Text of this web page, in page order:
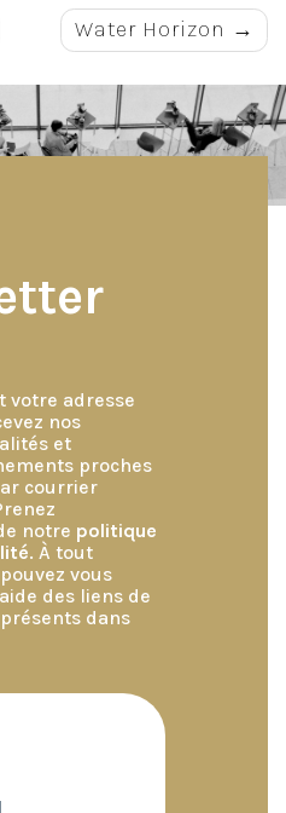
Water Horizon
votre adresse
nos
et
proches
courrier
notre politique
. À tout
vous
des liens de
dans